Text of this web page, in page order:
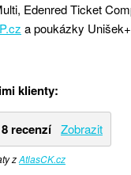
Edenred Ticket
a poukázky
klienty:
8 recenzí Zobrazit
zAtlasCK.cz